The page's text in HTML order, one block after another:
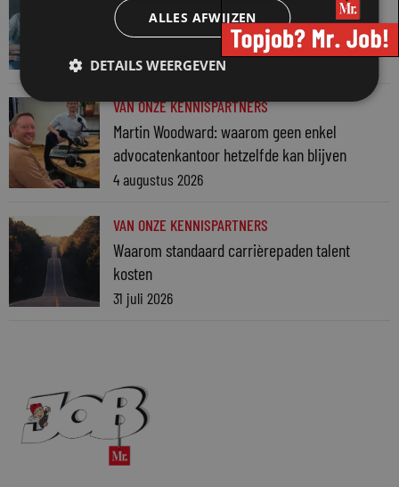
Werkdruk zegt meer dan urennormen
7 augustus 2026
VAN ONZE KENNISPARTNERS
Martin Woodward: waarom geen enkel
advocatenkantoor hetzelfde kan blijven
4 augustus 2026
VAN ONZE KENNISPARTNERS
Waarom standaard carrièrepaden talent
kosten
31 juli 2026
ALLES AFWIJZEN
DETAILS WEERGEVEN